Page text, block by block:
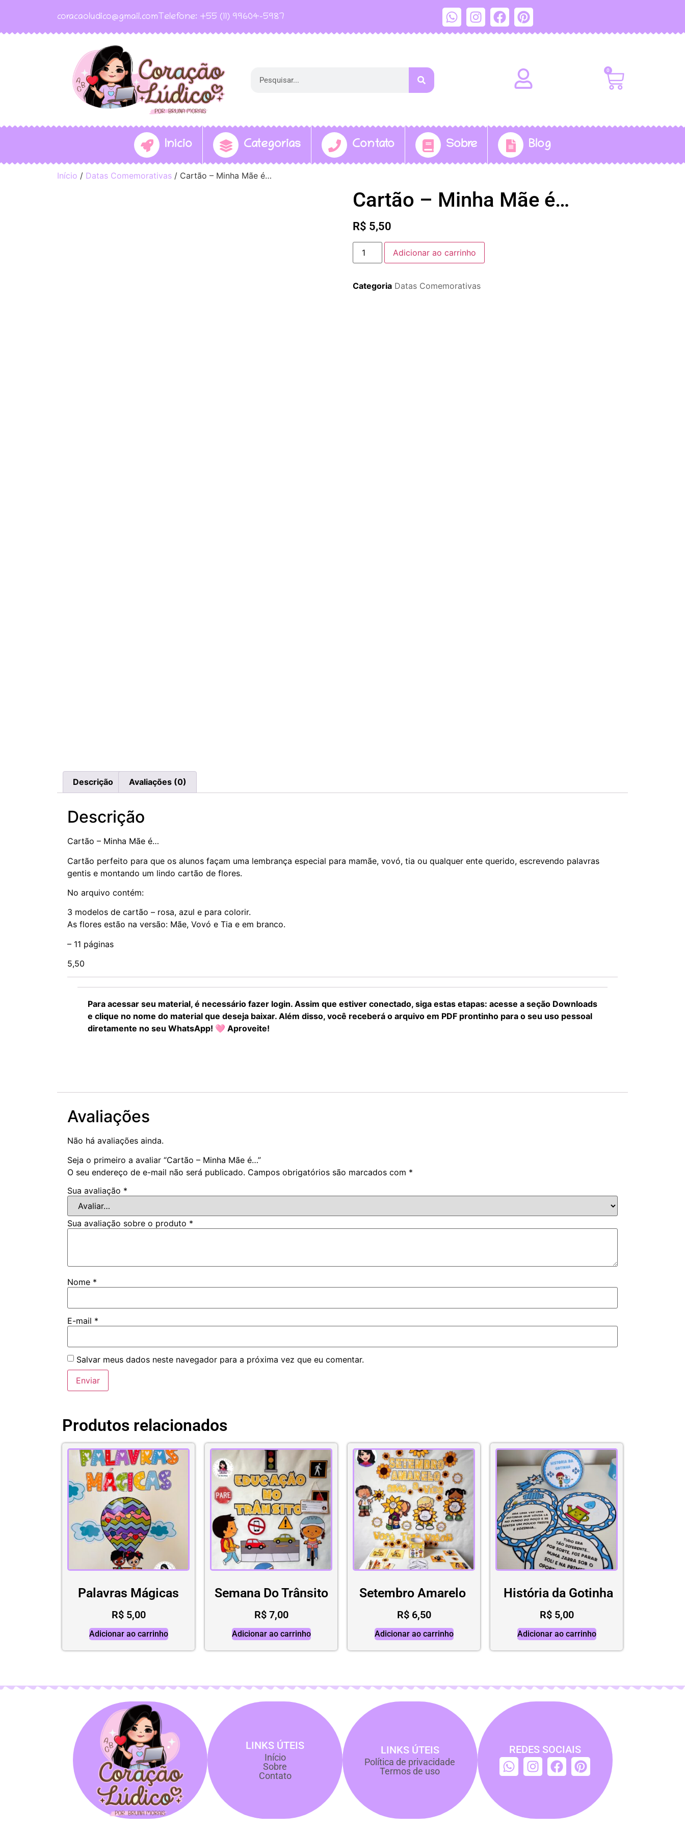
coracaoludico@gmail.com Telefone: +55 (11) 99604-5987
0
Início Categorias Contato Sobre Blog
Início / Datas Comemorativas / Cartão – Minha Mãe é…
Cartão – Minha Mãe é…
R$ 5,50
Adicionar ao carrinho
Categoria Datas Comemorativas
Descrição Avaliações (0)
Descrição
Cartão – Minha Mãe é…
Cartão perfeito para que os alunos façam uma lembrança especial para mamãe, vovó, tia ou qualquer ente querido, escrevendo palavras
gentis e montando um lindo cartão de flores.
No arquivo contém:
3 modelos de cartão – rosa, azul e para colorir.
As flores estão na versão: Mãe, Vovó e Tia e em branco.
– 11 páginas
5,50
Para acessar seu material, é necessário fazer login. Assim que estiver conectado, siga estas etapas: acesse a seção Downloads
e clique no nome do material que deseja baixar. Além disso, você receberá o arquivo em PDF prontinho para o seu uso pessoal
diretamente no seu WhatsApp! 🩷 Aproveite!
Avaliações
Não há avaliações ainda.
Seja o primeiro a avaliar “Cartão – Minha Mãe é…”
O seu endereço de e-mail não será publicado. Campos obrigatórios são marcados com *
Sua avaliação *
Sua avaliação sobre o produto *
Nome *
E-mail *
Salvar meus dados neste navegador para a próxima vez que eu comentar.
Produtos relacionados
Palavras Mágicas
R$5,00
Adicionar ao carrinho
Semana Do Trânsito
R$7,00
Adicionar ao carrinho
Setembro Amarelo
R$6,50
Adicionar ao carrinho
História da Gotinha
R$5,00
Adicionar ao carrinho
LINKS ÚTEIS
Início
Sobre
Contato
LINKS ÚTEIS
Política de privacidade
Termos de uso
REDES SOCIAIS